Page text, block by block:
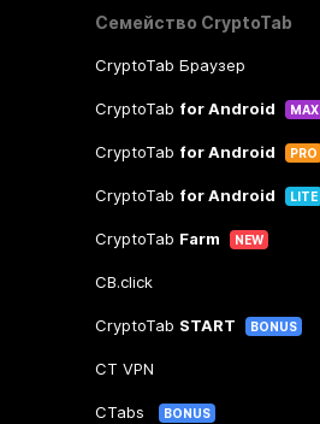
Семейство CryptoTab
CryptoTab Браузер
CryptoTab for Android MAX
CryptoTab for Android PRO
CryptoTab for Android LITE
CryptoTab Farm NEW
CB.click
CryptoTab START BONUS
CT VPN
CTabs BONUS